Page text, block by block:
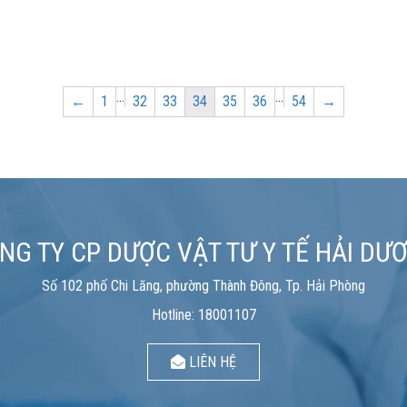
← Page
1 … Page
32 Page
33 Page
34 Page
35 Page
36 … Page
54 →
TY CP DƯỢC VẬT TƯ Y TẾ HẢI
Số 102 phố Chi Lăng, phường Thành Đông, Tp. Hải Phòng
Hotline: 18001107
LIÊN HỆ